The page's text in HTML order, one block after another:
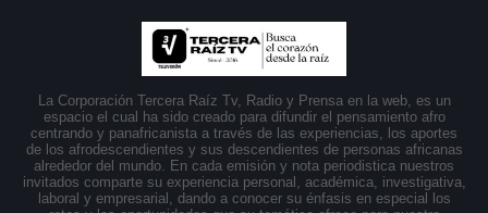
La Corporación Tercera Raíz Tv, Radio y Prensa en la web, es un
espacio el cual ha sido creado para difundir el pensamiento afro
centrando y panafricanista a través de las experiencias, los aportes
de los afrodescendientes y sus descendientes de personas africanas
alrededor del mundo. En cada emisión y nota periodistica nuestros
invitados comparte su experiencia personal, académica, investigativa,
laboral y empresarial, dando a conocer su énfasis en especial los